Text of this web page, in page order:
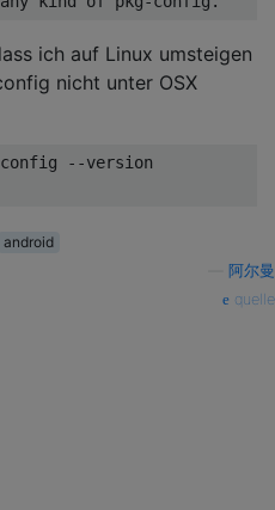
ich auf Linux umsteigen
nicht unter OSX
config --version
android
阿尔曼
quelle